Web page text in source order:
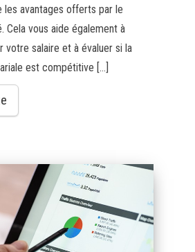
les avantages offerts par le
Cela vous aide également à
votre salaire et à évaluer si la
est compétitive […]